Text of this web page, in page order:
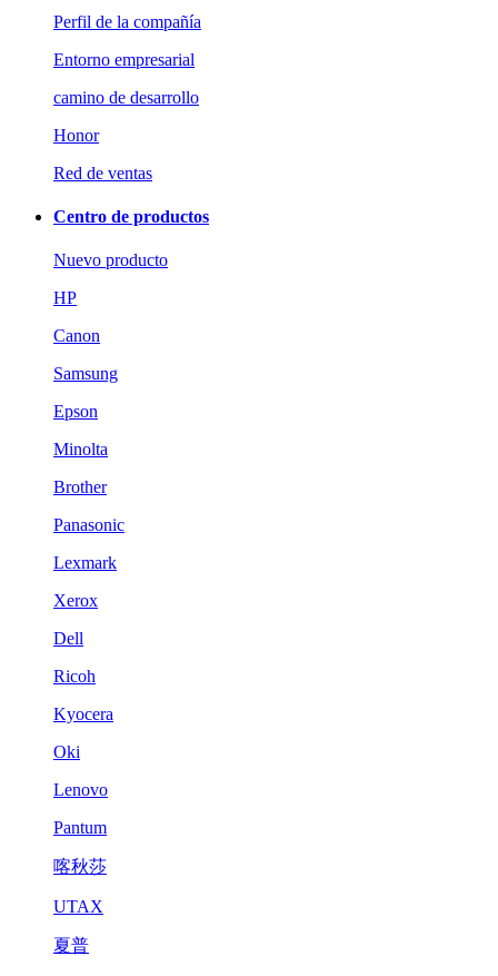
Perfil de la compañía
Entorno empresarial
camino de desarrollo
Honor
Red de ventas
Centro de productos
Nuevo producto
HP
Canon
Samsung
Epson
Minolta
Brother
Panasonic
Lexmark
Xerox
Dell
Ricoh
Kyocera
Oki
Lenovo
Pantum
喀秋莎
UTAX
夏普